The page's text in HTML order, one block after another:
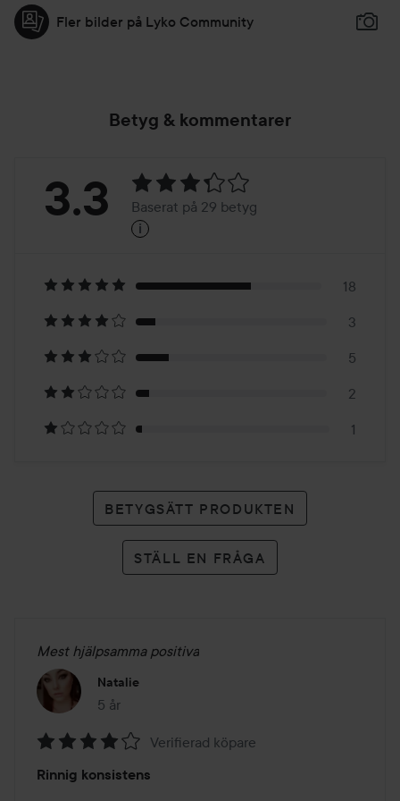
Fler bilder på Lyko Community
Betyg & kommentarer
Betyg:
Baserat
på
29
betyg
3.3 Baserat på 29 betyg
i
18
3
5
2
1
BETYGSÄTT PRODUKTEN
STÄLL EN FRÅGA
Mest hjälpsamma positiva
Natalie
5 år
Inlägget skapades 5 år
4
Verifierad köpare
Rinnig konsistens